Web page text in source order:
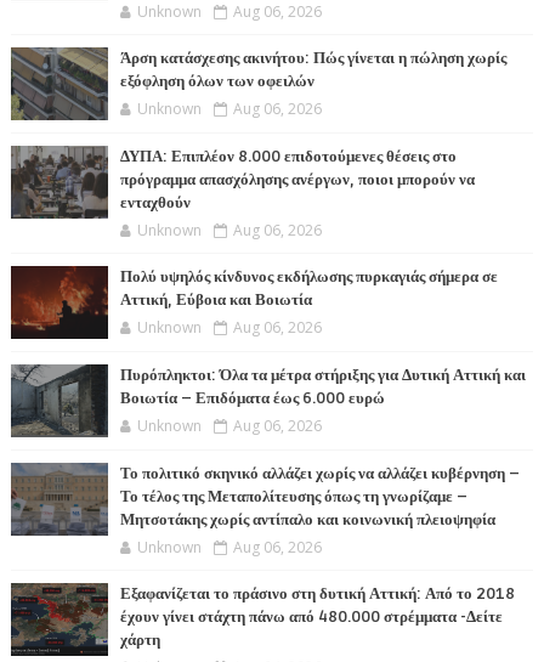
Unknown Aug 06, 2026
Άρση κατάσχεσης ακινήτου: Πώς γίνεται η πώληση χωρίς
εξόφληση όλων των οφειλών
Unknown Aug 06, 2026
ΔΥΠΑ: Επιπλέον 8.000 επιδοτούμενες θέσεις στο
πρόγραμμα απασχόλησης ανέργων, ποιοι μπορούν να
ενταχθούν
Unknown Aug 06, 2026
Πολύ υψηλός κίνδυνος εκδήλωσης πυρκαγιάς σήμερα σε
Αττική, Εύβοια και Βοιωτία
Unknown Aug 06, 2026
Πυρόπληκτοι: Όλα τα μέτρα στήριξης για Δυτική Αττική και
Βοιωτία – Επιδόματα έως 6.000 ευρώ
Unknown Aug 06, 2026
Το πολιτικό σκηνικό αλλάζει χωρίς να αλλάζει κυβέρνηση –
Το τέλος της Μεταπολίτευσης όπως τη γνωρίζαμε –
Μητσοτάκης χωρίς αντίπαλο και κοινωνική πλειοψηφία
Unknown Aug 06, 2026
Εξαφανίζεται το πράσινο στη δυτική Αττική: Από το 2018
έχουν γίνει στάχτη πάνω από 480.000 στρέμματα -Δείτε
χάρτη